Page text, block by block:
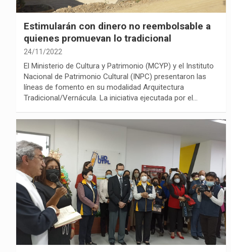
Estimularán con dinero no reembolsable a
quienes promuevan lo tradicional
24/11/2022
El Ministerio de Cultura y Patrimonio (MCYP) y el Instituto
Nacional de Patrimonio Cultural (INPC) presentaron las
líneas de fomento en su modalidad Arquitectura
Tradicional/Vernácula. La iniciativa ejecutada por el…